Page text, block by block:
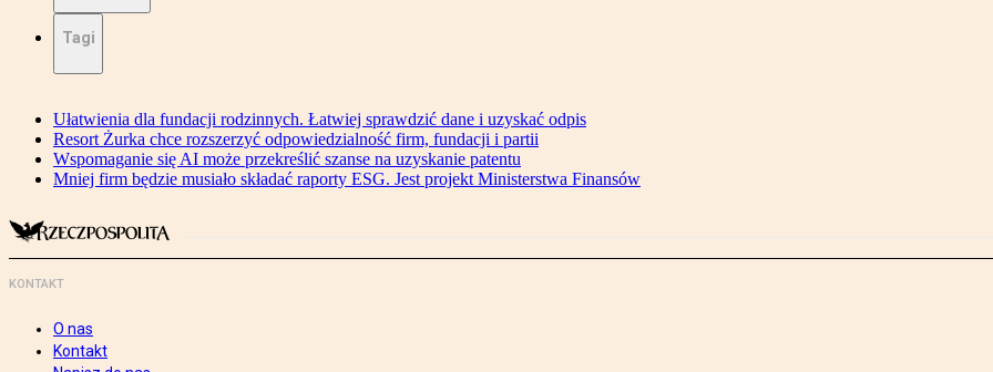
Tagi
Ułatwienia dla fundacji rodzinnych. Łatwiej sprawdzić dane i uzyskać odpis
Resort Żurka chce rozszerzyć odpowiedzialność firm, fundacji i partii
Wspomaganie się AI może przekreślić szanse na uzyskanie patentu
Mniej firm będzie musiało składać raporty ESG. Jest projekt Ministerstwa Finansów
KONTAKT
O nas
Kontakt